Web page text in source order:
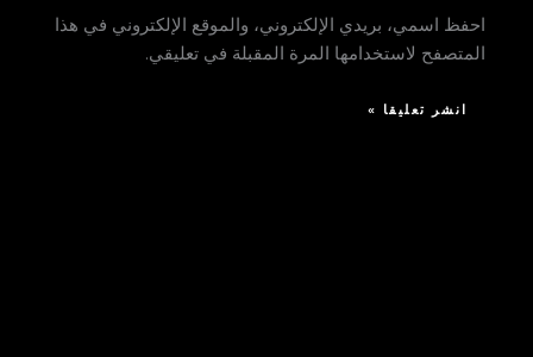
احفظ اسمي، بريدي الإلكتروني، والموقع الإلكتروني في هذا
المتصفح لاستخدامها المرة المقبلة في تعليقي.